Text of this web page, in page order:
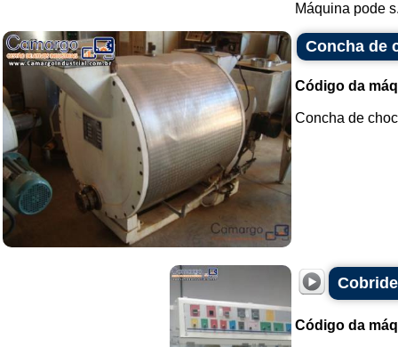
Máquina pode
Concha de
Código da
Concha de
Código da